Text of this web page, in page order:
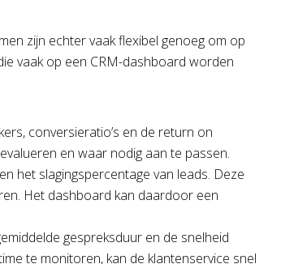
zijn echter vaak flexibel genoeg om op
vaak op een CRM-dashboard worden
conversieratio’s en de return on
en waar nodig aan te passen.
het slagingspercentage van leads. Deze
Het dashboard kan daardoor een
gespreksduur en de snelheid
te monitoren, kan de klantenservice snel